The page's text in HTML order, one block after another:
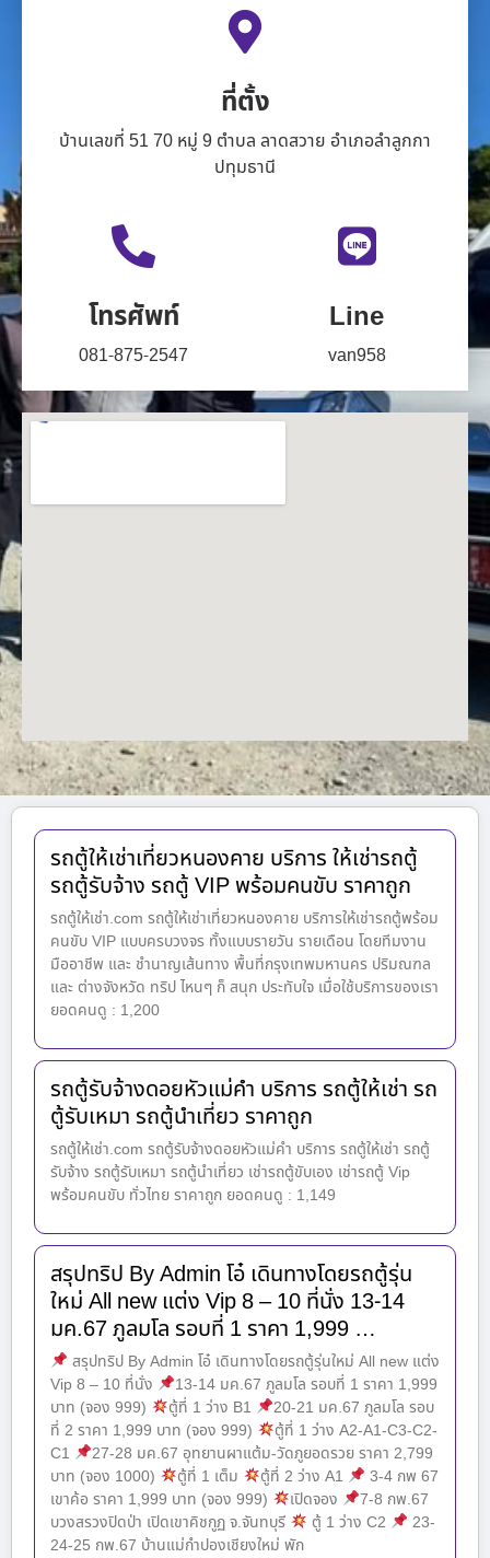
ที่ตั้ง
บ้านเลขที่ 51 70 หมู่ 9 ตำบล ลาดสวาย อำเภอลำลูกกา
ปทุมธานี
โทรศัพท์
081-875-2547
Line
van958
รถตู้ให้เช่าเที่ยวหนองคาย บริการ ให้เช่ารถตู้
รถตู้รับจ้าง รถตู้ VIP พร้อมคนขับ ราคาถูก
รถตู้ให้เช่า.com รถตู้ให้เช่าเที่ยวหนองคาย บริการให้เช่ารถตู้พร้อม
คนขับ VIP แบบครบวงจร ทั้งแบบรายวัน รายเดือน โดยทีมงาน
มืออาชีพ และ ชำนาญเส้นทาง พื้นที่กรุงเทพมหานคร ปริมณฑล
และ ต่างจังหวัด ทริป ไหนๆ ก็ สนุก ประทับใจ เมื่อใช้บริการของเรา
ยอดคนดู : 1,200
รถตู้รับจ้างดอยหัวแม่คำ บริการ รถตู้ให้เช่า รถ
ตู้รับเหมา รถตู้นำเที่ยว ราคาถูก
รถตู้ให้เช่า.com รถตู้รับจ้างดอยหัวแม่คำ บริการ รถตู้ให้เช่า รถตู้
รับจ้าง รถตู้รับเหมา รถตู้นำเที่ยว เช่ารถตู้ขับเอง เช่ารถตู้ Vip
พร้อมคนขับ ทั่วไทย ราคาถูก ยอดคนดู : 1,149
สรุปทริป By Admin โอ๋ เดินทางโดยรถตู้รุ่น
ใหม่ All new แต่ง Vip 8 – 10 ที่นั่ง 13-14
มค.67 ภูลมโล รอบที่ 1 ราคา 1,999 …
สรุปทริป By Admin โอ๋ เดินทางโดยรถตู้รุ่นใหม่ All new แต่ง
Vip 8 – 10 ที่นั่ง
13-14 มค.67 ภูลมโล รอบที่ 1 ราคา 1,999
บาท (จอง 999)
ตู้ที่ 1 ว่าง B1
20-21 มค.67 ภูลมโล รอบ
ที่ 2 ราคา 1,999 บาท (จอง 999)
ตู้ที่ 1 ว่าง A2-A1-C3-C2-
C1
27-28 มค.67 อุทยานผาแต้ม-วัดภูยอดรวย ราคา 2,799
บาท (จอง 1000)
ตู้ที่ 1 เต็ม ตู้ที่ 2 ว่าง A1
3-4 กพ 67
เขาค้อ ราคา 1,999 บาท (จอง 999)
เปิดจอง
7-8 กพ.67
บวงสรวงปิดป่า เปิดเขาคิชกูฏ จ.จันทบุรี
ตู้ 1 ว่าง C2
23-
24-25 กพ.67 บ้านแม่กำปองเชียงใหม่ พัก